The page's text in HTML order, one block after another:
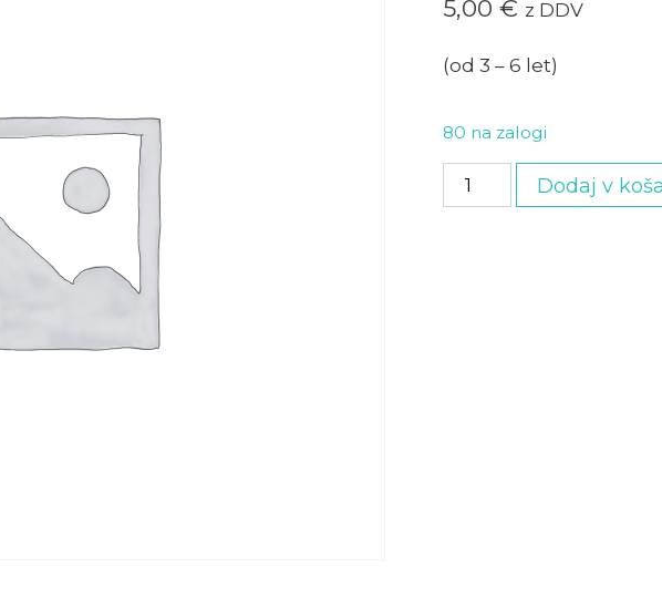
5,00 € z DDV
(od 3 – 6 let)
80 na zalogi
Malček
količina
Dodaj v